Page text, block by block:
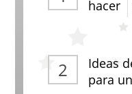
hacer
Ideas
para